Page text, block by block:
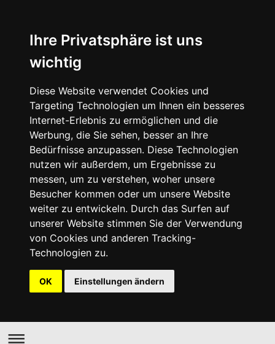
Ihre Privatsphäre ist uns
wichtig
Diese Website verwendet Cookies und
Targeting Technologien um Ihnen ein besseres
Internet-Erlebnis zu ermöglichen und die
Werbung, die Sie sehen, besser an Ihre
Bedürfnisse anzupassen. Diese Technologien
nutzen wir außerdem, um Ergebnisse zu
messen, um zu verstehen, woher unsere
Besucher kommen oder um unsere Website
weiter zu entwickeln. Durch das Surfen auf
unserer Website stimmen Sie der Verwendung
von Cookies und anderen Tracking-
Technologien zu.
OK Einstellungen ändern